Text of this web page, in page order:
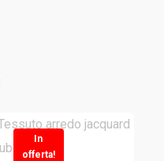
In
offerta!